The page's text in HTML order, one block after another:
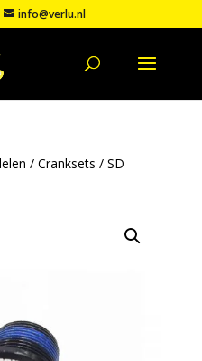
info@verlu.nl
/ Cranksets / SD